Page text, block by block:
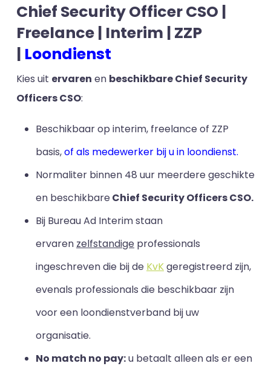
Chief Security Officer CSO |
Freelance | Interim | ZZP
| Loondienst
Kies uit ervaren en beschikbare Chief Security
Officers CSO:
Beschikbaar op interim, freelance of ZZP
basis,of als medewerker bij u in loondienst.
Normaliter binnen 48 uur meerdere geschikte
en beschikbareChief Security Officers CSO.
Bij Bureau Ad Interim staan
ervaren zelfstandige professionals
ingeschreven die bij de KvKgeregistreerd zijn,
evenals professionals die beschikbaar zijn
voor een loondienstverband bij uw
organisatie.
No match no pay:u betaalt alleen als er een